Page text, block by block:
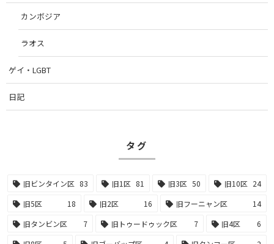
カンボジア
ラオス
ゲイ・LGBT
日記
タグ
旧ビンタイン区 83 旧1区 81 旧3区 50 旧10区 24
旧5区
18 旧2区 16 旧フーニャン区
14
旧タンビン区
7 旧トゥードゥック区 7 旧4区
6